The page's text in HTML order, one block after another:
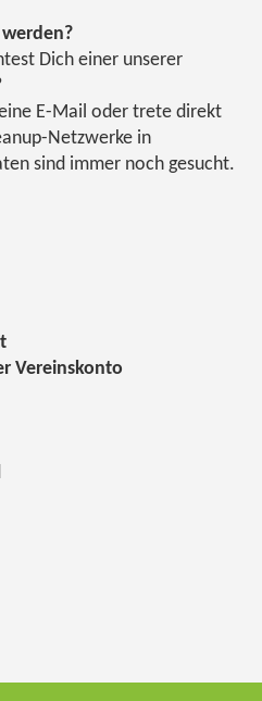
Dich einer unserer
E-Mail oder trete direkt
Netzwerke in
sind immer noch gesucht.
Vereinskonto